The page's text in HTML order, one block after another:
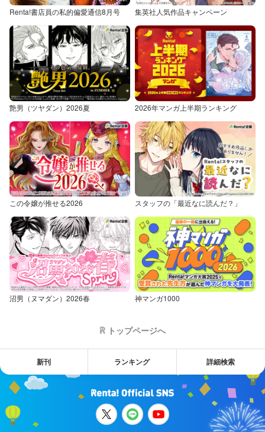
Renta!書店員の私的偏愛通信8月号 集英社人気作品キャンペーン
艶男（ツヤダン）2026夏 2026年マンガ上半期ランキング
この令嬢が推せる2026 スタッフの「最近なに読んだ？」
沼男（ヌマダン）2026春 神マンガ1000
トップページへ
新刊 ランキング 詳細検索